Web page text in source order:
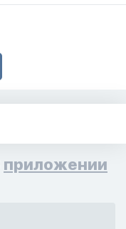
приложении